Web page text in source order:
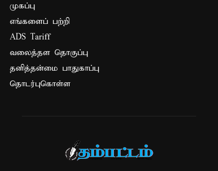
முகப்பு
எங்களைப் பற்றி
ADS Tariff
வலைத்தள தொகுப்பு
தனித்தன்மை பாதுகாப்பு
தொடர்புகொள்ள